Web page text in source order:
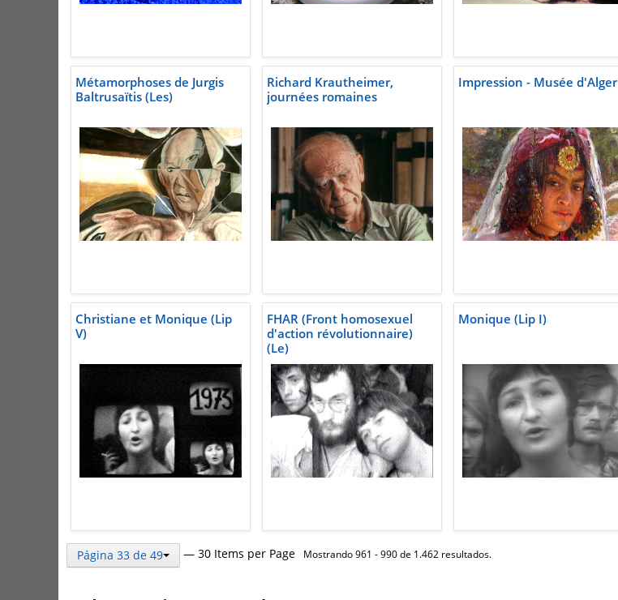
Métamorphoses de Jurgis
Baltrusaïtis (Les)
Richard Krautheimer,
journées romaines
Impression - Musée d'Alger
Christiane et Monique (Lip
V)
FHAR (Front homosexuel
d'action révolutionnaire)
(Le)
Monique (Lip I)
Página 33 de 49 — 30 Items per Page Mostrando 961 - 990 de 1.462 resultados.